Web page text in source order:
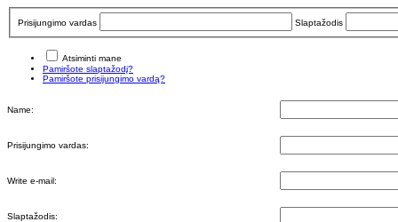
Prisijungimo vardas Slaptažodis
Atsiminti mane
Pamiršote slaptažodį?
Pamiršote prisijungimo vardą?
Name:
Prisijungimo vardas:
Write e-mail:
Slaptažodis: